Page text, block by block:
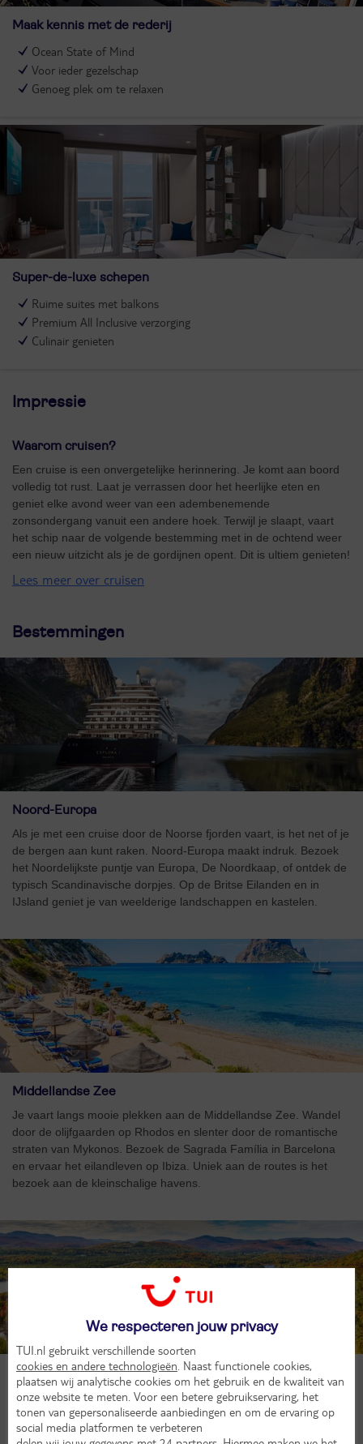
Maak kennis met de rederij
Ocean State of Mind
Voor ieder gezelschap
Genoeg plek om te relaxen
Super-de-luxe schepen
Ruime suites met balkons
Premium All Inclusive verzorging
Culinair genieten
Impressie
Waarom cruisen?
Een cruise is een onvergetelijke herinnering. Je komt aan boord
volledig tot rust. Laat je verrassen door het heerlijke eten en
geniet elke avond weer van een adembenemende
zonsondergang vanuit een andere hoek. Terwijl je slaapt, vaart
het schip naar de volgende bestemming met in de ochtend weer
een nieuw uitzicht als je de gordijnen opent. Dit is ultiem genieten!
Lees meer over cruisen
Bestemmingen
Noord-Europa
Als je met een cruise door de Noorse fjorden vaart, is het net of je
de bergen aan kunt raken. Noord-Europa maakt indruk. Bezoek
het Noordelijkste puntje van Europa, De Noordkaap, of ontdek de
typisch Scandinavische dorpjes. Op de Britse Eilanden en in
IJsland geniet je van weelderige landschappen en kastelen.
Middellandse Zee
Je vaart langs mooie plekken aan de Middellandse Zee. Wandel
door de olijfgaarden op Rhodos en slenter door de romantische
straten van Mykonos. Bezoek de Sagrada Família in Barcelona
en ervaar het eilandleven op Ibiza. Uniek aan de routes is het
bezoek aan de kleinschalige havens.
Canada & New England
Kreeften alom, bossen vol esdoorns en beuken, eilanden voor de
kust: op naar Canada en New England. Bezoek het Canadese
Québec-City. Het oude stadhart, waar voornamelijk Frans
We respecteren jouw privacy
TUI.nl gebruikt verschillende soorten
cookies en andere technologieën . Naast functionele cookies,
plaatsen wij analytische cookies om het gebruik en de kwaliteit van
onze website te meten. Voor een betere gebruikservaring, het
tonen van gepersonaliseerde aanbiedingen en om de ervaring op
social media platformen te verbeteren